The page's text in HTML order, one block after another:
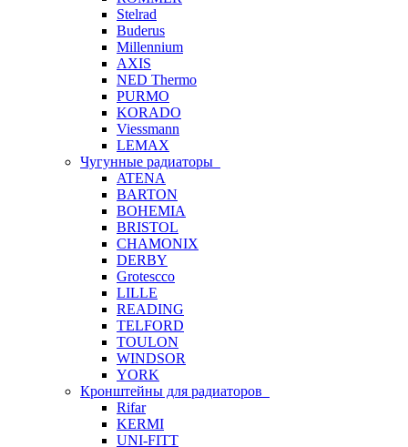
Stelrad
Buderus
Millennium
AXIS
NED Thermo
PURMO
KORADO
Viessmann
LEMAX
Чугунные радиаторы
ATENA
BARTON
BOHEMIA
BRISTOL
CHAMONIX
DERBY
Grotescco
LILLE
READING
TELFORD
TOULON
WINDSOR
YORK
Кронштейны для радиаторов
Rifar
KERMI
UNI-FITT